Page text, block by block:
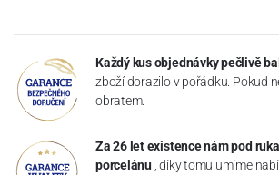
Každý kus objednávky pečlivě
zboží dorazilo v pořádku. Pokud
obratem.
Za 26 let existence nám pod
porcelánu , díky tomu umíme